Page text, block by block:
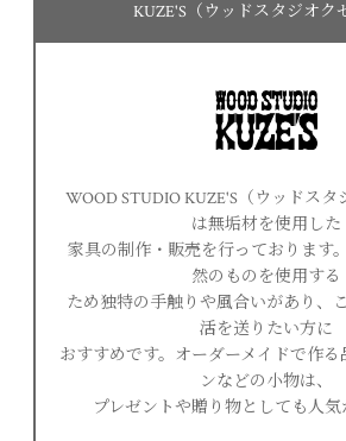
KUZE'S（ウッドスタジオク
WOOD STUDIO KUZE'S（ウッドスタ
は無垢材を使用した
家具の制作・販売を行っております
然のものを使用する
ため独特の手触りや風合いがあり、
活を送りたい方に
おすすめです。オーダーメイドで作
ンなどの小物は、
プレゼントや贈り物としても人気